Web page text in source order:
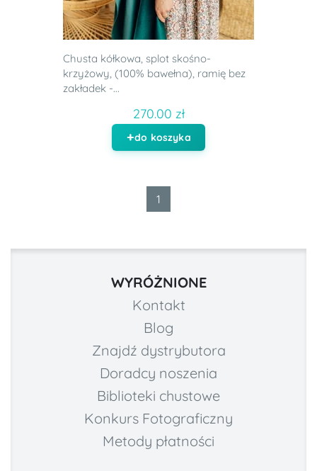
Chusta kółkowa, splot skośno-
krzyżowy, (100% bawełna), ramię bez
zakładek -...
270.00 zł
do koszyka
1
WYRÓŻNIONE
Kontakt
Blog
Znajdź dystrybutora
Doradcy noszenia
Biblioteki chustowe
Konkurs Fotograficzny
Metody płatności